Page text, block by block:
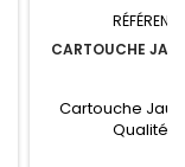
CARTOUCHE
Cartouche
Qualité